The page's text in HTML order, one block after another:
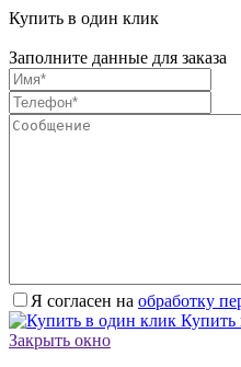
Купить в один клик
Заполните данные для заказа
Я согласен на обработку
Купить
Закрыть окно